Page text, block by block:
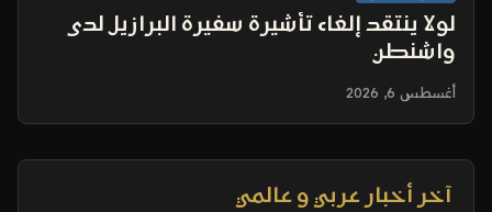
لولا ينتقد إلغاء تأشيرة سفيرة البرازيل لدى
واشنطن
أغسطس 6, 2026
آخر أخبار عربي و عالمي